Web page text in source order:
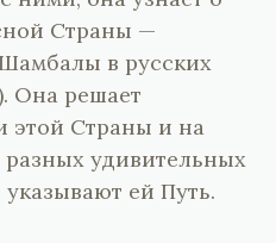
Страны —
в русских
Она решает
этой Страны и на
разных удивительных
ей Путь.